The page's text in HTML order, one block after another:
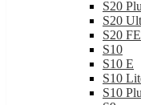
S20
S20
S20 FE
S10
S10 E
S10
S10